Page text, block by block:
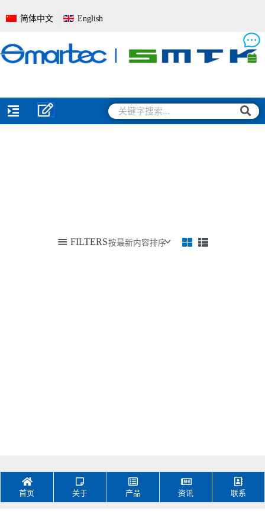
至
容
简体中文 English
搜
索
搜
索
FILTERS
L18(A-3)
首页 关于 产品 资讯 联系